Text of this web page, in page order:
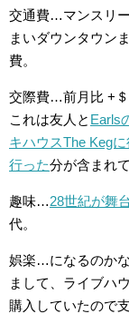
交通費…マンスリ
まいダウンタウン
費。
交際費…前月比 +＄
これは友人と Earls
キハウスThe Kegに
行った分が含まれ
趣味…28世紀が舞
代。
娯楽…になるのか
まして、ライブハ
購入していたので